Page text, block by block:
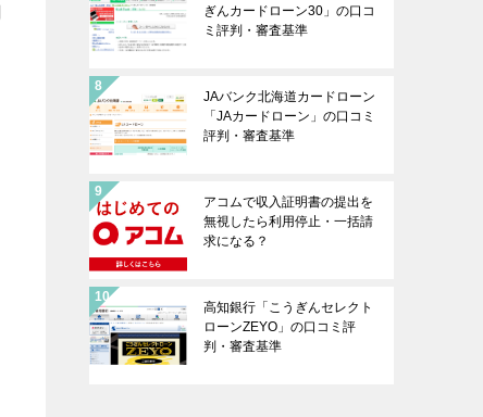
ぎんカードローン30」の口コ
ミ評判・審査基準
JAバンク北海道カードローン
「JAカードローン」の口コミ
評判・審査基準
アコムで収入証明書の提出を
無視したら利用停止・一括請
求になる？
高知銀行「こうぎんセレクト
ローンZEYO」の口コミ評
判・審査基準